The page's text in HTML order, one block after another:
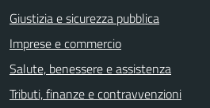
Giustizia e sicurezza pubblica
Imprese e commercio
Salute, benessere e assistenza
Tributi, finanze e contravvenzioni